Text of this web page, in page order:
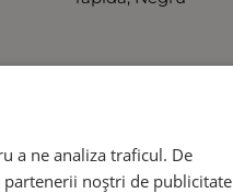
a ne analiza traficul. De
noștri de publicitate